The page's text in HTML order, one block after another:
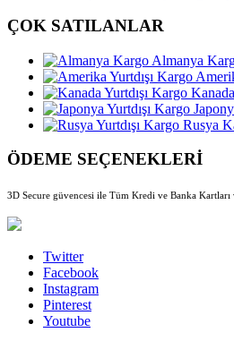
ÇOK SATILANLAR
Almanya
Rusya
ÖDEME SEÇENEKLERİ
3D Secure güvencesi ile Tüm Kredi ve Banka
Twitter
Facebook
Instagram
Pinterest
Youtube